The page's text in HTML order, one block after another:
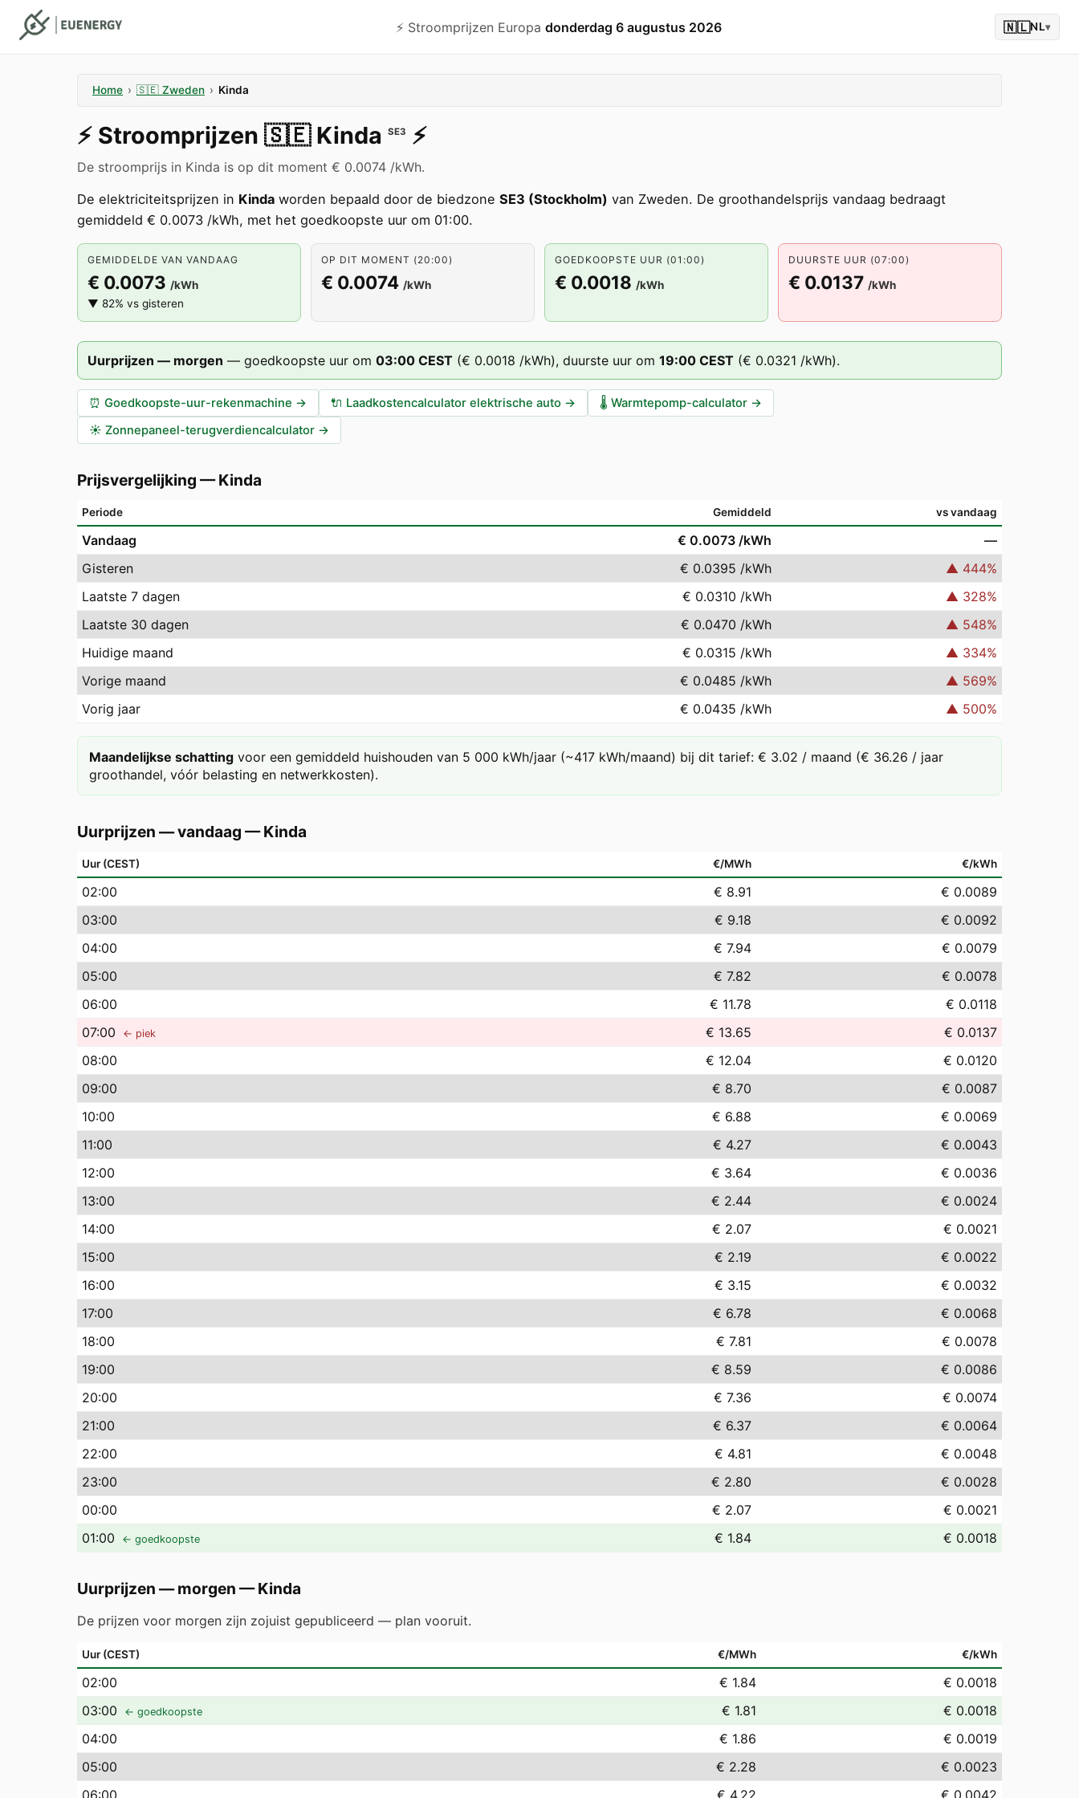
⚡️ Stroomprijzen Europa donderdag 6 augustus 2026 🇳🇱NL▾
Home › 🇸🇪 Zweden › Kinda
⚡️ Stroomprijzen 🇸🇪 Kinda SE3 ⚡️
De stroomprijs in Kinda is op dit moment € 0.0074 /kWh.
De elektriciteitsprijzen in Kinda worden bepaald door de biedzone SE3 (Stockholm) van Zweden. De groothandelsprijs vandaag bedraagt
gemiddeld € 0.0073 /kWh, met het goedkoopste uur om 01:00.
GEMIDDELDE VAN VANDAAG
€ 0.0073 /kWh
▼ 82% vs gisteren
OP DIT MOMENT (20:00)
€ 0.0074 /kWh
GOEDKOOPSTE UUR (01:00)
€ 0.0018 /kWh
DUURSTE UUR (07:00)
€ 0.0137 /kWh
Uurprijzen — morgen — goedkoopste uur om 03:00 CEST (€ 0.0018 /kWh), duurste uur om 19:00 CEST (€ 0.0321 /kWh).
⏰ Goedkoopste-uur-rekenmachine → 🔌 Laadkostencalculator elektrische auto → 🌡️ Warmtepomp-calculator →
☀️ Zonnepaneel-terugverdiencalculator →
Prijsvergelijking —Kinda
Periode Gemiddeld vs vandaag
Vandaag € 0.0073 /kWh
—
Gisteren
€ 0.0395 /kWh ▲ 444%
Laatste 7 dagen
€ 0.0310 /kWh ▲ 328%
Laatste 30 dagen
€ 0.0470 /kWh ▲ 548%
Huidige maand
€ 0.0315 /kWh ▲ 334%
Vorige maand
€ 0.0485 /kWh ▲ 569%
Vorig jaar
€ 0.0435 /kWh ▲ 500%
Maandelijkse schatting voor een gemiddeld huishouden van 5 000 kWh/jaar (~417 kWh/maand) bij dit tarief: € 3.02 / maand (€ 36.26 / jaar
groothandel, vóór belasting en netwerkkosten).
Uurprijzen — vandaag —Kinda
Uur (CEST) €/MWh €/kWh
02:00 € 8.91
€ 0.0089
03:00 € 9.18
€ 0.0092
04:00 € 7.94
€ 0.0079
05:00 € 7.82
€ 0.0078
06:00 € 11.78
€ 0.0118
07:00 ← piek € 13.65
€ 0.0137
08:00 € 12.04
€ 0.0120
09:00 € 8.70
€ 0.0087
10:00 € 6.88
€ 0.0069
11:00 € 4.27
€ 0.0043
12:00 € 3.64
€ 0.0036
13:00 € 2.44
€ 0.0024
14:00 € 2.07
€ 0.0021
15:00 € 2.19
€ 0.0022
16:00 € 3.15
€ 0.0032
17:00 € 6.78
€ 0.0068
18:00 € 7.81
€ 0.0078
19:00 € 8.59
€ 0.0086
20:00 € 7.36
€ 0.0074
21:00 € 6.37
€ 0.0064
22:00 € 4.81
€ 0.0048
23:00 € 2.80
€ 0.0028
00:00 € 2.07
€ 0.0021
01:00 ← goedkoopste € 1.84 € 0.0018
Uurprijzen — morgen —Kinda
De prijzen voor morgen zijn zojuist gepubliceerd — plan vooruit.
Uur (CEST) €/MWh €/kWh
02:00 € 1.84
€ 0.0018
03:00 ← goedkoopste € 1.81
€ 0.0018
04:00 € 1.86
€ 0.0019
05:00 € 2.28
€ 0.0023
06:00 € 4.22 € 0.0042